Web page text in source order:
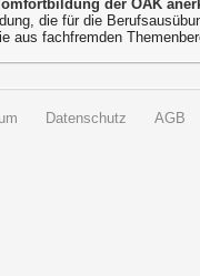
der ÖÄK
die für die
aus fachfremden
Datenschutz AGB